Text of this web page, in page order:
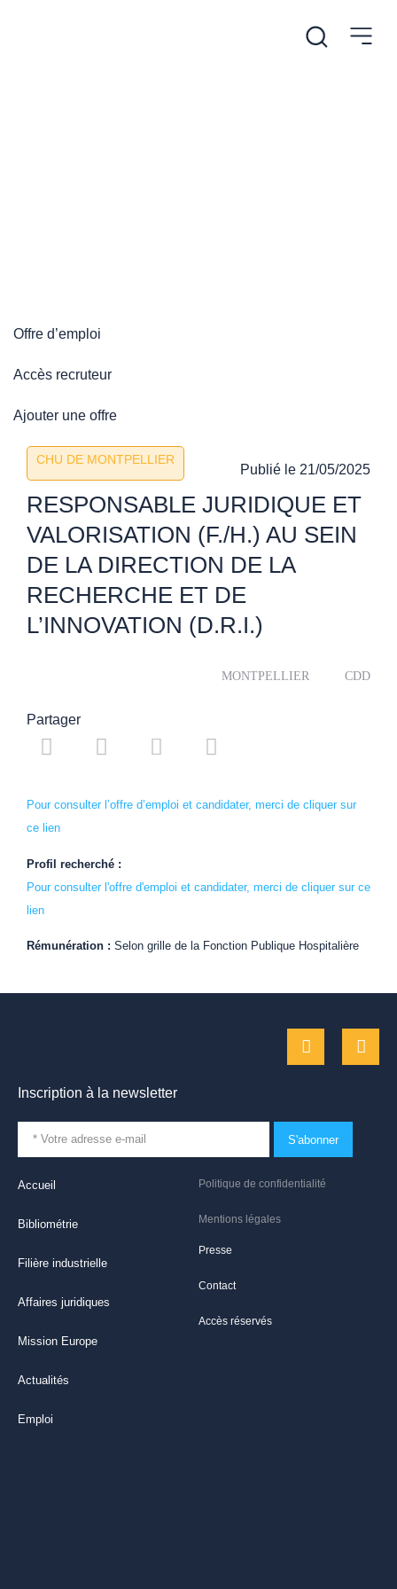
Offre d’emploi
Accès recruteur
Ajouter une offre
CHU DE MONTPELLIER
Publié le 21/05/2025
RESPONSABLE JURIDIQUE ET
VALORISATION (F./H.) AU SEIN
DE LA DIRECTION DE LA
RECHERCHE ET DE
L’INNOVATION (D.R.I.)
MONTPELLIER CDD
Partager
Pour consulter l’offre d’emploi et candidater, merci de cliquer sur
ce lien
Profil recherché :
Pour consulter l'offre d'emploi et candidater, merci de cliquer sur ce
lien
Rémunération : Selon grille de la Fonction Publique Hospitalière
Politique de confidentialité
Mentions légales
Presse
Contact
Accès réservés
Accueil
Bibliométrie
Filière industrielle
Affaires juridiques
Mission Europe
Actualités
Emploi
Inscription à la newsletter
S'abonner